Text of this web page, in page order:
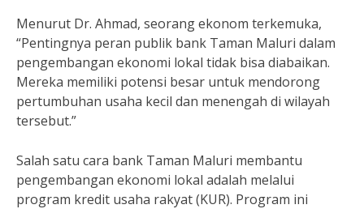
Menurut Dr. Ahmad, seorang ekonom terkemuka,
“Pentingnya peran publik bank Taman Maluri dalam
pengembangan ekonomi lokal tidak bisa diabaikan.
Mereka memiliki potensi besar untuk mendorong
pertumbuhan usaha kecil dan menengah di wilayah
tersebut.”
Salah satu cara bank Taman Maluri membantu
pengembangan ekonomi lokal adalah melalui
program kredit usaha rakyat (KUR). Program ini